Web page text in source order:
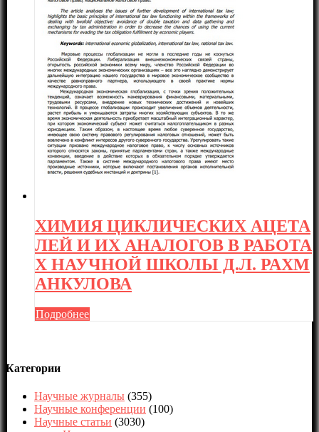
ХИМИЯ ЦИКЛИЧЕСКИХ АЦЕТА
ЛЕЙ И ИХ АНАЛОГОВ В РАБОТА
Х НАУЧНОЙ ШКОЛЫ Д.Л. РАХМ
АНКУЛОВА
Подробнее
Категории
Научные журналы (355)
Научные конференции (100)
Научные статьи (3030)